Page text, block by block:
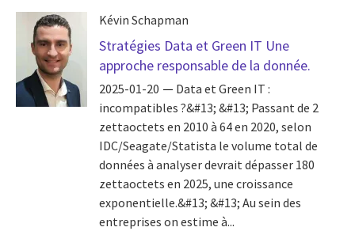
Kévin Schapman
Stratégies Data et Green IT Une
approche responsable de la donnée.
2025-01-20
Data et Green IT :
incompatibles ?&#13; &#13; Passant de 2
zettaoctets en 2010 à 64 en 2020, selon
IDC/Seagate/Statista le volume total de
données à analyser devrait dépasser 180
zettaoctets en 2025, une croissance
exponentielle.&#13; &#13; Au sein des
entreprises on estime à...